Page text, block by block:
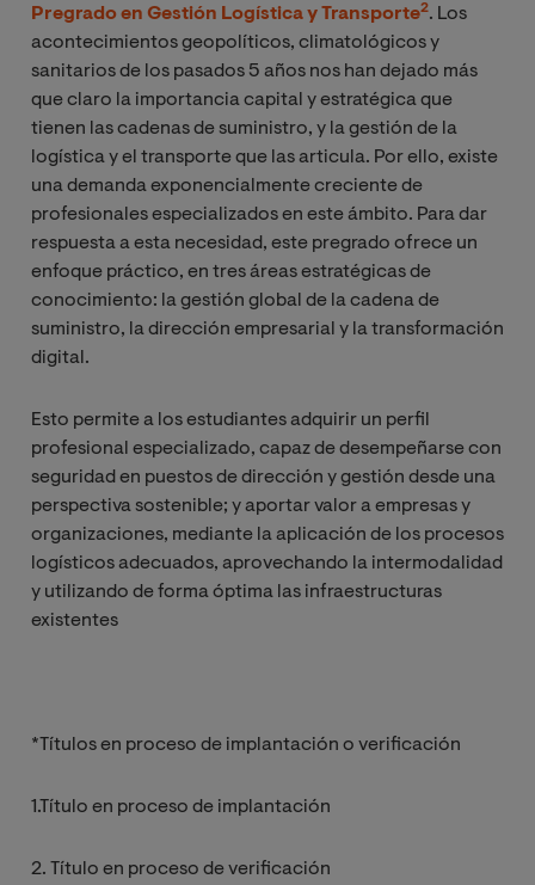
Pregrado en Gestión Logística y Transporte2. Los
acontecimientos geopolíticos, climatológicos y
sanitarios de los pasados 5 años nos han dejado más
que claro la importancia capital y estratégica que
tienen las cadenas de suministro, y la gestión de la
logística y el transporte que las articula. Por ello, existe
una demanda exponencialmente creciente de
profesionales especializados en este ámbito. Para dar
respuesta a esta necesidad, este pregrado ofrece un
enfoque práctico, en tres áreas estratégicas de
conocimiento: la gestión global de la cadena de
suministro, la dirección empresarial y la transformación
digital.
Esto permite a los estudiantes adquirir un perfil
profesional especializado, capaz de desempeñarse con
seguridad en puestos de dirección y gestión desde una
perspectiva sostenible; y aportar valor a empresas y
organizaciones, mediante la aplicación de los procesos
logísticos adecuados, aprovechando la intermodalidad
y utilizando de forma óptima las infraestructuras
existentes
*Títulos en proceso de implantación o verificación
1.Título en proceso de implantación
2. Título en proceso de verificación